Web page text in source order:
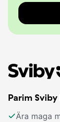
Parim
Ära maga